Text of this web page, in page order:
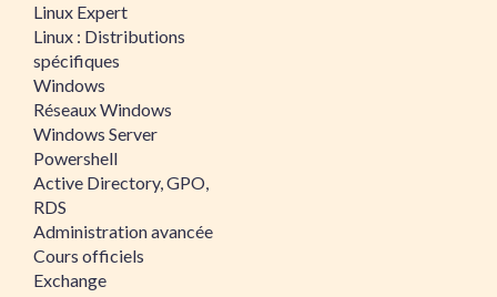
Linux Expert
Linux : Distributions
spécifiques
Windows
Réseaux Windows
Windows Server
Powershell
Active Directory, GPO,
RDS
Administration avancée
Cours officiels
Exchange